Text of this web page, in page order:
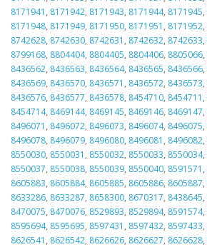
8171941 , 8171942, 8171943, 8171944, 8171945,
8171948, 8171949, 8171950, 8171951 , 8171952,
8742628, 8742630, 8742631 , 8742632, 8742633,
8799168, 8804404, 8804405, 8804406, 8805066,
8436562, 8436563, 8436564, 8436565, 8436566,
8436569, 8436570, 8436571 , 8436572, 8436573,
8436576, 8436577, 8436578, 8454710, 8454711 ,
8454714, 8469144, 8469145, 8469146, 8469147,
8496071 , 8496072, 8496073, 8496074, 8496075,
8496078, 8496079, 8496080, 8496081 , 8496082,
8550030, 8550031 , 8550032, 8550033, 8550034,
8550037, 8550038, 8550039, 8550040, 8591571 ,
8605883, 8605884, 8605885, 8605886, 8605887,
8633286, 8633287, 8658300, 8670317, 8438645,
8470075, 8470076, 8529893, 8529894, 8591574,
8595694, 8595695, 8597431 , 8597432, 8597433,
8626541 , 8626542, 8626626, 8626627, 8626628,